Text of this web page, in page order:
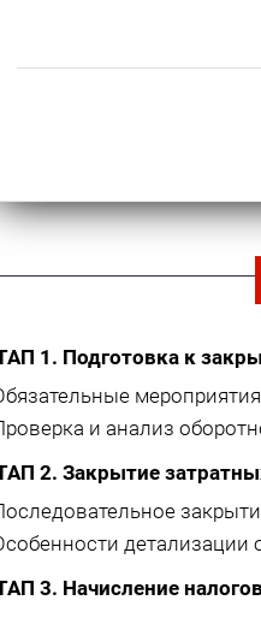
1. Подготовка к
и анализ
2. Закрытие
детализации
3. Начисление